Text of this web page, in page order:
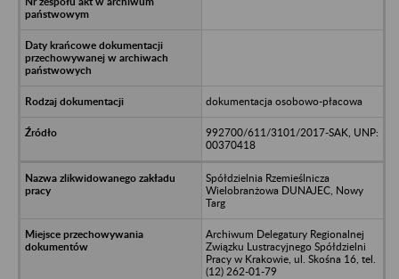
dokumentacja osobowo-płacowa
992700/611/3101/2017-SAK, UNP:
00370418
Spółdzielnia Rzemieślnicza
Wielobranżowa DUNAJEC, Nowy
Targ
Archiwum Delegatury Regionalnej
Związku Lustracyjnego Spółdzielni
Pracy w Krakowie, ul. Skośna 16, tel.
(12) 262-01-79